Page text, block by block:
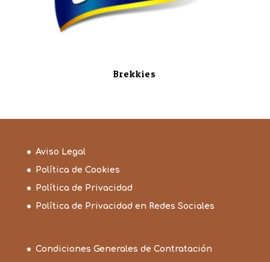
Brekkies
Aviso Legal
Política de Cookies
Política de Privacidad
Política de Privacidad en Redes Sociales
Condiciones Generales de Contratación